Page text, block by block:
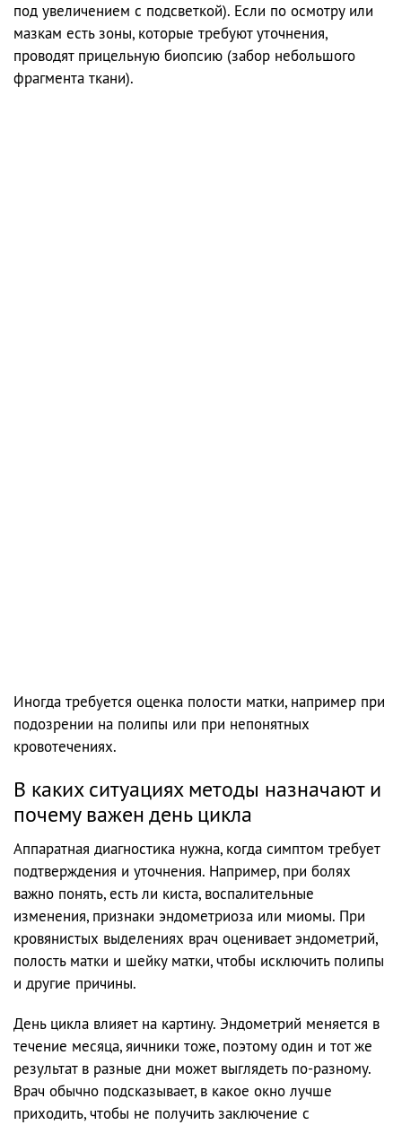
под увеличением с подсветкой). Если по осмотру или
мазкам есть зоны, которые требуют уточнения,
проводят прицельную биопсию (забор небольшого
фрагмента ткани).
Иногда требуется оценка полости матки, например при
подозрении на полипы или при непонятных
кровотечениях.
В каких ситуациях методы назначают и
почему важен день цикла
Аппаратная диагностика нужна, когда симптом требует
подтверждения и уточнения. Например, при болях
важно понять, есть ли киста, воспалительные
изменения, признаки эндометриоза или миомы. При
кровянистых выделениях врач оценивает эндометрий,
полость матки и шейку матки, чтобы исключить полипы
и другие причины.
День цикла влияет на картину. Эндометрий меняется в
течение месяца, яичники тоже, поэтому один и тот же
результат в разные дни может выглядеть по-разному.
Врач обычно подсказывает, в какое окно лучше
приходить, чтобы не получить заключение с